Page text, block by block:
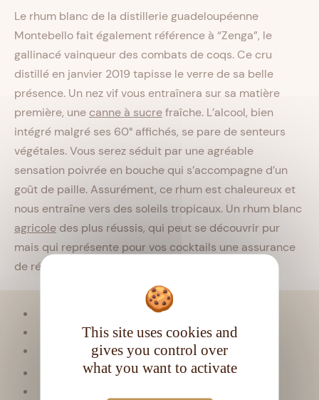
Le rhum blanc de la distillerie guadeloupéenne
Montebello fait également référence à “Zenga”, le
gallinacé vainqueur des combats de coqs. Ce cru
distillé en janvier 2019 tapisse le verre de sa belle
présence. Un nez vif vous entraînera sur sa matière
première, une canne à sucrefraîche. L’alcool, bien
intégré malgré ses 60° affichés, se pare de senteurs
végétales. Vous serez séduit par une agréable
sensation poivrée en bouche qui s’accompagne d’un
goût de paille. Assurément, ce rhum est chaleureux et
nous entraîne vers des soleils tropicaux. Un rhum blanc
agricole des plus réussis, qui peut se découvrir pur
mais qui représente pour vos cocktails une assurance
de réussite.
Tropical
Matière première :Pur jus de canne
Type de rhum :Blanc
Contenance :70CL
This site uses cookies and
gives you control over
what you want to activate